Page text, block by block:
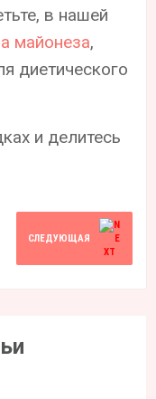
в нашей
майонеза,
диетического
и делитесь
СЛЕДУЮЩАЯ